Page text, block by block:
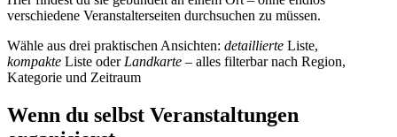
verschiedene Veranstalterseiten durchsuchen zu müssen.
Wähle aus drei praktischen Ansichten: detaillierte Liste,
kompakte Liste oder Landkarte – alles filterbar nach Region,
Kategorie und Zeitraum
Wenn du selbst Veranstaltungen